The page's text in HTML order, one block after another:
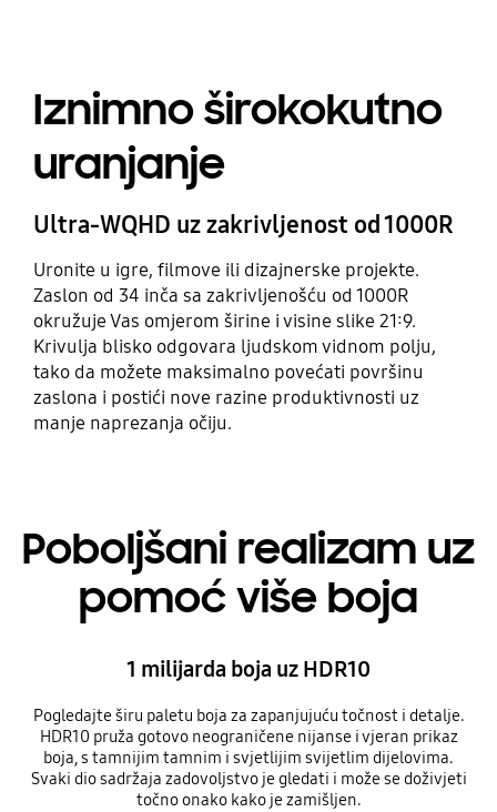
Iznimno širokokutno
uranjanje
Ultra-WQHD uz zakrivljenost od 1000R
Uronite u igre, filmove ili dizajnerske projekte.
Zaslon od 34 inča sa zakrivljenošću od 1000R
okružuje Vas omjerom širine i visine slike 21:9.
Krivulja blisko odgovara ljudskom vidnom polju,
tako da možete maksimalno povećati površinu
zaslona i postići nove razine produktivnosti uz
manje naprezanja očiju.
Poboljšani realizam uz
pomoć više boja
1 milijarda boja uz HDR10
Pogledajte širu paletu boja za zapanjujuću točnost i detalje.
HDR10 pruža gotovo neograničene nijanse i vjeran prikaz
boja, s tamnijim tamnim i svjetlijim svijetlim dijelovima.
Svaki dio sadržaja zadovoljstvo je gledati i može se doživjeti
točno onako kako je zamišljen.